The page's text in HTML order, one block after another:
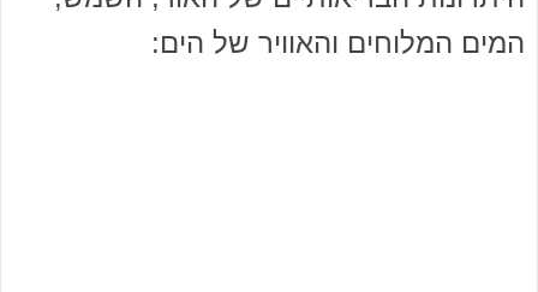
המים המלוחים והאוויר של הים: